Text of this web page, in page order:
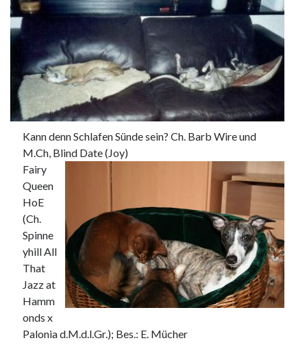
Kann denn Schlafen Sünde sein? Ch. Barb Wire und
M.Ch, Blind Date (Joy)
Fairy
Queen
HoE
(Ch.
Spinne
yhill All
That
Jazz at
Hamm
onds x
Palonia d.M.d.l.Gr.); Bes.: E. Mücher